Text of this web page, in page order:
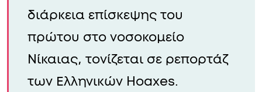
διάρκεια επίσκεψης του
πρώτου στο νοσοκομείο
Νίκαιας, τονίζεται σε ρεπορτάζ
των Ελληνικών Hoaxes.